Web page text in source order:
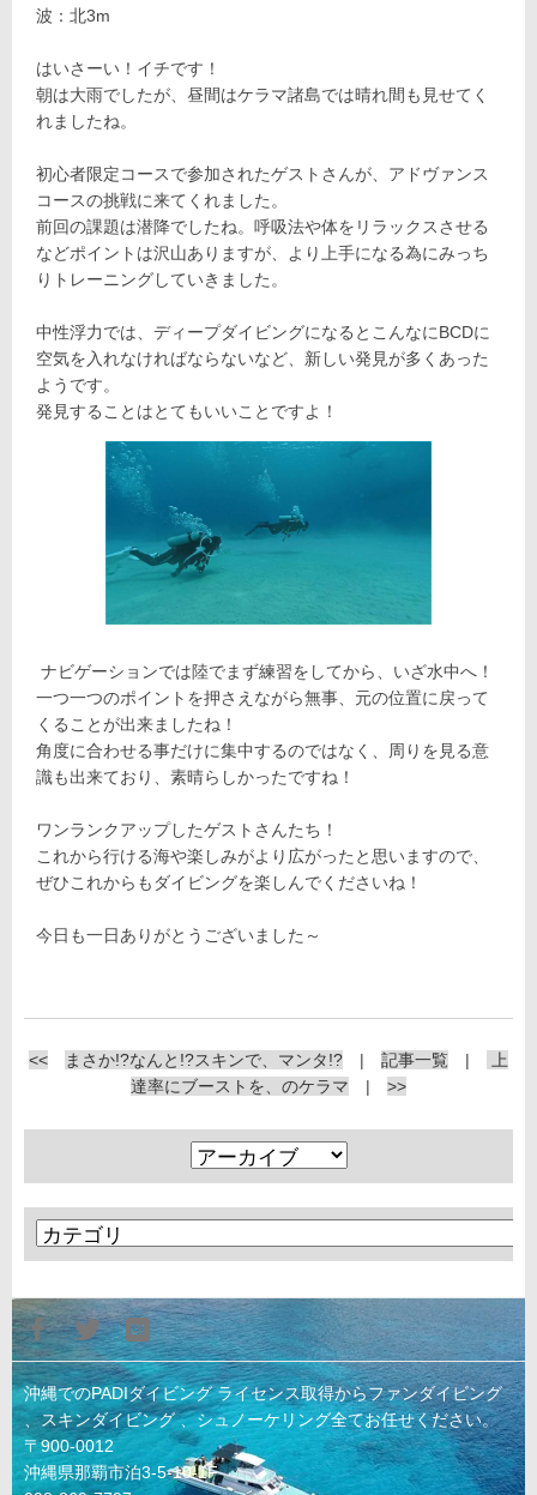
波：北3m
はいさーい！イチです！
朝は大雨でしたが、昼間はケラマ諸島では晴れ間も見せてく
れましたね。
初心者限定コースで参加されたゲストさんが、アドヴァンス
コースの挑戦に来てくれました。
前回の課題は潜降でしたね。呼吸法や体をリラックスさせる
などポイントは沢山ありますが、より上手になる為にみっち
りトレーニングしていきました。
中性浮力では、ディープダイビングになるとこんなにBCDに
空気を入れなければならないなど、新しい発見が多くあった
ようです。
発見することはとてもいいことですよ！
ナビゲーションでは陸でまず練習をしてから、いざ水中へ！
一つ一つのポイントを押さえながら無事、元の位置に戻って
くることが出来ましたね！
角度に合わせる事だけに集中するのではなく、周りを見る意
識も出来ており、素晴らしかったですね！
ワンランクアップしたゲストさんたち！
これから行ける海や楽しみがより広がったと思いますので、
ぜひこれからもダイビングを楽しんでくださいね！
今日も一日ありがとうございました～
<< まさか!?なんと!?スキンで、マンタ!? | 記事一覧 |
上
達率にブーストを、のケラマ | >>
沖縄でのPADIダイビング ライセンス取得からファンダイビング
、スキンダイビング 、シュノーケリング全てお任せください。
〒900-0012
沖縄県那覇市泊3-5-10-1F